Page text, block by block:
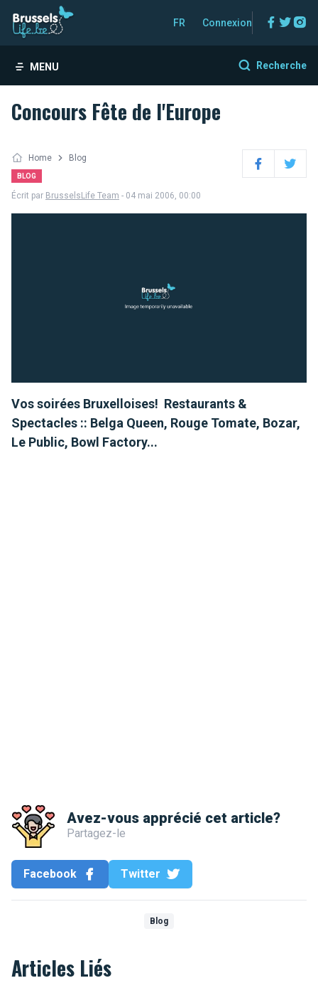
FR Connexion
MENU Recherche
Concours Fête de l'Europe
Home Blog
BLOG FacebookTwitter
Écrit par BrusselsLife Team - 04 mai 2006, 00:00
Vos soirées Bruxelloises! Restaurants &
Spectacles :: Belga Queen, Rouge Tomate, Bozar,
Le Public, Bowl Factory...
Avez-vous apprécié cet article?
Partagez-le
Facebook Twitter
Blog
Articles Liés